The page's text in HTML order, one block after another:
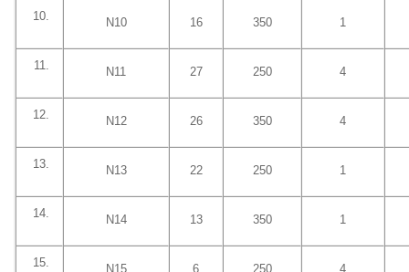
N10 16 350 1
N11 27 250 4
N12 26 350 4
N13 22 250 1
N14 13 350 1
N15 6 250 4